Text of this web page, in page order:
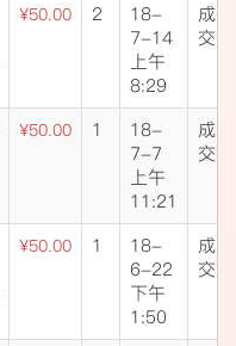
¥50.00 2
18-
7-14
上午
8:29
成
交
¥50.00 1
18-
7-7
上午
11:21
成
交
¥50.00 1
18-
6-22
下午
1:50
成
交